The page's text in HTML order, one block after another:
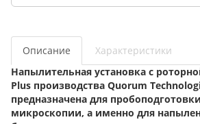
Описание
Характеристики
Напылительная установка с
Plus производства Quorum
предназначена для
микроскопии, а именно для